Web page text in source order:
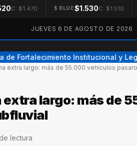
C: $1.470 $ BLUE$1.530C: $1.510
JUEVES 6 DE AGOSTO DE 2026
Fortalecimiento Institucional y
extra largo: más de 55.000 vehículos
extra largo: más de
lectura